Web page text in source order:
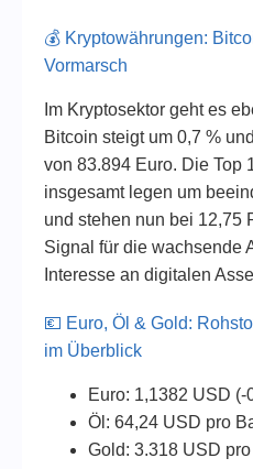
💰 Kryptowährungen:
Vormarsch
Im Kryptosektor geht es
Bitcoin steigt um 0,7 %
von 83.894 Euro. Die Top
insgesamt legen um
und stehen nun bei 12,75
Signal für die wachsende
Interesse an digitalen
💶 Euro, Öl & Gold:
im Überblick
Euro: 1,1382 USD (-
Öl: 64,24 USD pro
Gold: 3.318 USD